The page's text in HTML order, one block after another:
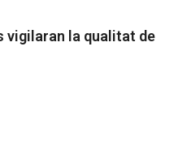
vigilaran la qualitat de